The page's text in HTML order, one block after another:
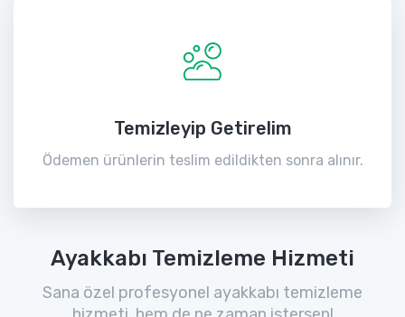
Temizleyip Getirelim
Ödemen ürünlerin teslim edildikten sonra alınır.
Ayakkabı Temizleme Hizmeti
Sana özel profesyonel ayakkabı temizleme